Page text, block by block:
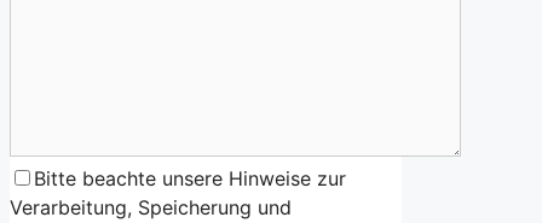
Bitte beachte unsere Hinweise zur
Verarbeitung, Speicherung und